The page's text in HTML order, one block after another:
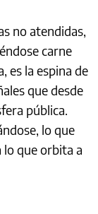
no atendidas,
carne
es la espina de
que desde
pública.
lo que
lo que orbita a